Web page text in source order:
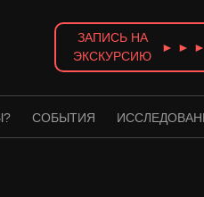
ЗАПИСЬ НА
ЭКСКУРСИЮ
► ►
СОБЫТИЯ